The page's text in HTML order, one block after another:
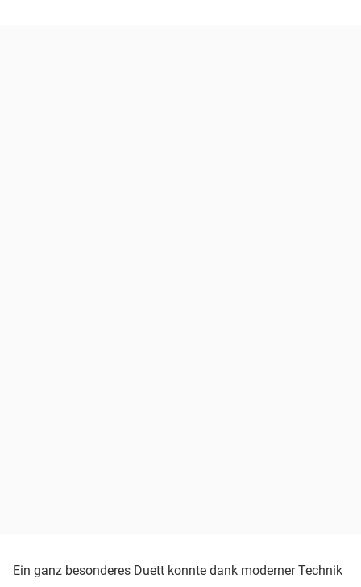
Ein ganz besonderes Duett konnte dank moderner Technik